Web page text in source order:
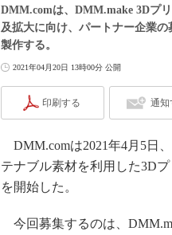
DMM.comは、DMM.make 3Dプ
及拡大に向け、パートナー企業の
製作する。
2021年04月20日 13時00分 公開
印刷する 通知
DMM.comは2021年4月5日
テナブル素材を利用した3D
を開始した。
今回募集するのは、